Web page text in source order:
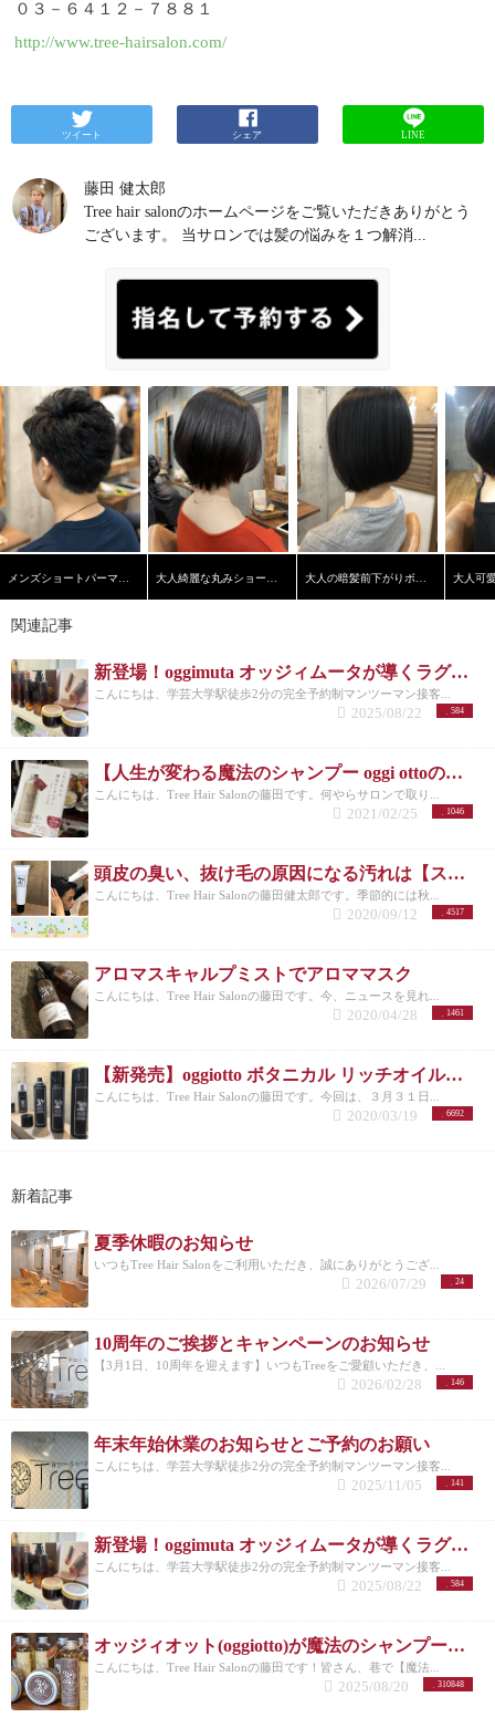
０３－６４１２－７８８１
http://www.tree-hairsalon.com/
ツイート シェア LINE
藤田 健太郎
Tree hair salonのホームページをご覧いただきありがとう
ございます。 当サロンでは髪の悩みを１つ解消...
大人の暗髪前下がりボブ【学芸大学】【髪質改善】
関連記事
新登場！oggimuta オッジィムータが導くラグジュアリーな髪の未来
こんにちは、学芸大学駅徒歩2分の完全予約制マンツーマン接客...
584
2025/08/22
【人生が変わる魔法のシャンプー oggi ottoの秘密】発売だってさ！！
こんにちは、Tree Hair Salonの藤田です。何やらサロンで取り...
1046
2021/02/25
頭皮の臭い、抜け毛の原因になる汚れは【スキャルプケアジェル】でリセット！
こんにちは、Tree Hair Salonの藤田健太郎です。季節的には秋...
4517
2020/09/12
アロマスキャルプミストでアロママスク
こんにちは、Tree Hair Salonの藤田です。今、ニュースを見れ...
1461
2020/04/28
【新発売】oggiotto ボタニカル リッチオイルスプレーは髪や肌に使える最強アイテム
こんにちは、Tree Hair Salonの藤田です。今回は、３月３１日...
6692
2020/03/19
新着記事
夏季休暇のお知らせ
いつもTree Hair Salonをご利用いただき、誠にありがとうござ...
24
2026/07/29
10周年のご挨拶とキャンペーンのお知らせ
【3月1日、10周年を迎えます】いつもTreeをご愛顧いただき、...
146
2026/02/28
年末年始休業のお知らせとご予約のお願い
こんにちは、学芸大学駅徒歩2分の完全予約制マンツーマン接客...
141
2025/11/05
新登場！oggimuta オッジィムータが導くラグジュアリーな髪の未来
こんにちは、学芸大学駅徒歩2分の完全予約制マンツーマン接客...
584
2025/08/22
オッジィオット(oggiotto)が魔法のシャンプーと呼ばれる理由！取扱店だからこそ分かる髪質改善力
こんにちは、Tree Hair Salonの藤田です！皆さん、巷で【魔法...
310848
2025/08/20